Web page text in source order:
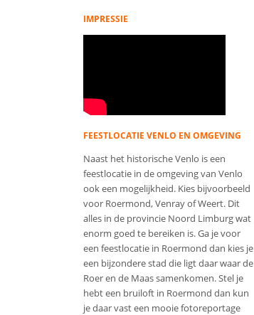
IMPRESSIE
FEESTLOCATIE VENLO EN OMGEVING
Naast het historische Venlo is een
feestlocatie in de omgeving van Venlo
ook een mogelijkheid. Kies bijvoorbeeld
voor Roermond, Venray of Weert. Dit
alles in de provincie Noord Limburg wat
enorm goed te bereiken is. Ga je voor
een feestlocatie in Roermond dan kies je
een bijzondere stad die ligt daar waar de
Roer en de Maas samenkomen. Stel je
hebt een bruiloft in Roermond dan kun
je daar vast een mooie fotoreportage